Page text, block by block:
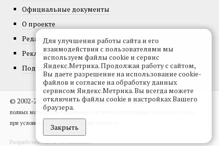
Официальные документы
О проекте
Редакция
Реклама
Подписка
© 2002-2026, Все права защищены.Копирование и использование
полных материалов запрещено, частичное цитирование возможно только
при условии гиперссылки на сайт vedom.ru.
Разработка сайта:levmorozov
Для улучшения работы сайта и его
взаимодействия с пользователями мы
используем файлы cookie и сервис
Яндекс.Метрика. Продолжая работу с сайтом,
Вы даете разрешение на использование cookie-
файлов и согласие на обработку данных
сервисом Яндекс.Метрика. Вы всегда можете
отключить файлы cookie в настройках Вашего
браузера.
Закрыть